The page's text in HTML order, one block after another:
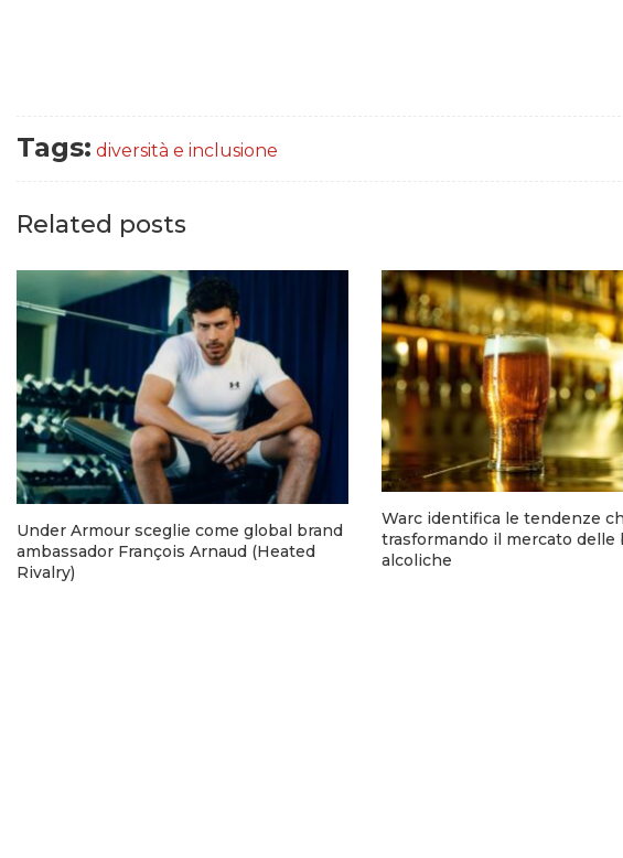
Tags: diversità e inclusione
Related posts
Under Armour sceglie come global brand
ambassador François Arnaud (Heated
Rivalry)
Warc identifica le tendenze
trasformando il mercato delle
alcoliche